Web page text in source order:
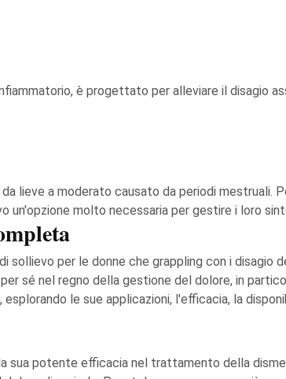
è progettato per alleviare il disagio
lieve a moderato causato da periodi mestruali.
molto necessaria per gestire i loro
per le donne che grappling con i disagio
sé nel regno della gestione del dolore, in
le sue applicazioni, l'efficacia, la
potente efficacia nel trattamento della